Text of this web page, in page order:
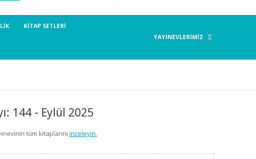
KİTAP SETLERİ
YAYINEVLERİMİZ
144 - Eylül 2025
tüm kitaplarını inceleyin.